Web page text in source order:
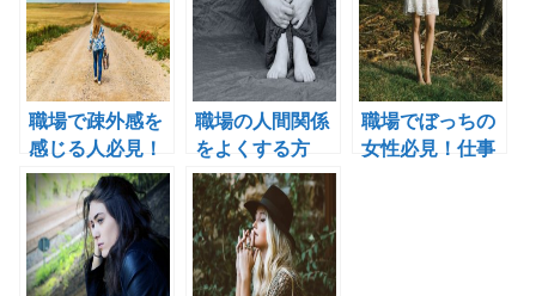
は！？
つ！
職場で疎外感を
感じる人必見！
人の輪に入れな
い状況の克服方
法！
職場の人間関係
をよくする方
法！職場のコミ
ュニケーション
で悩んでいる人
必見！
職場でぼっちの
女性必見！仕事